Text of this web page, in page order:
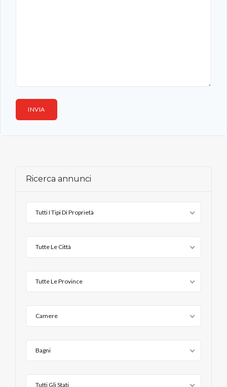
Ricerca annunci
Tutti I Tipi Di Proprietà
Tutte Le Città
Tutte Le Province
Camere
Bagni
Tutti Gli Stati